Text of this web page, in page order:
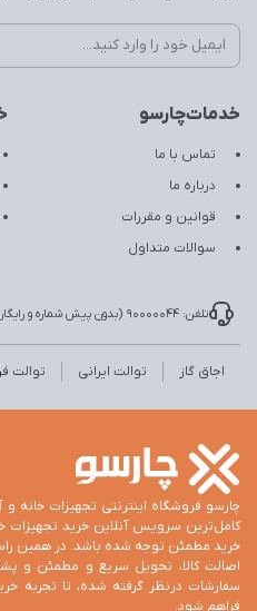
خدمات‌چارسو
تماس با ما
درباره ما
قوانین و مقررات
سوالات متداول
تلفن: 90000044 (بدون پیش شماره و رایگان)
اجاق گاز توالت ایرانی توالت
چارسو فروشگاه اینترنتی تجهیزات
کامل‌ترین سرویس آنلاین خرید
اصالت کالا، تحویل سریع و مطمئن و
سفارشات درنظر گرفته شده، تا تجربه
فراهم شود.